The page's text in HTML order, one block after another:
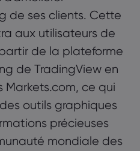
de ses clients. Cette
aux utilisateurs de
de la plateforme
de TradingView en
Markets.com, ce qui
outils graphiques
précieuses
mondiale des